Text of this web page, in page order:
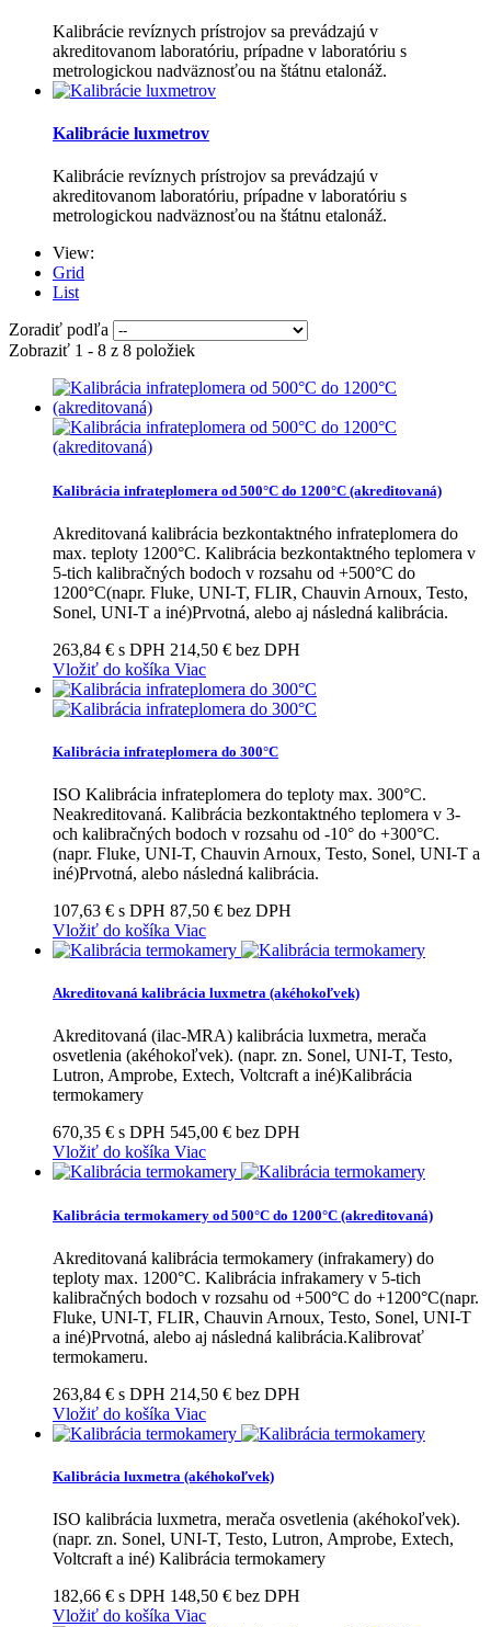
Kalibrácie revíznych prístrojov sa prevádzajú v
akreditovanom laboratóriu, prípadne v laboratóriu s
metrologickou nadväznosťou na štátnu etalonáž.
Kalibrácie luxmetrov
Kalibrácie revíznych prístrojov sa prevádzajú v
akreditovanom laboratóriu, prípadne v laboratóriu s
metrologickou nadväznosťou na štátnu etalonáž.
View:
Grid
List
Zoradiť podľa
Zobraziť 1 - 8 z 8 položiek
Kalibrácia infrateplomera od 500°C do 1200°C (akreditovaná)
Akreditovaná kalibrácia bezkontaktného infrateplomera do
max. teploty 1200°C. Kalibrácia bezkontaktného teplomera v
5-tich kalibračných bodoch v rozsahu od +500°C do
1200°C(napr. Fluke, UNI-T, FLIR, Chauvin Arnoux, Testo,
Sonel, UNI-T a iné)Prvotná, alebo aj následná kalibrácia.
263,84 € s DPH 214,50 € bez DPH
Vložiť do košíka Viac
Kalibrácia infrateplomera do 300°C
ISO Kalibrácia infrateplomera do teploty max. 300°C.
Neakreditovaná. Kalibrácia bezkontaktného teplomera v 3-
och kalibračných bodoch v rozsahu od -10° do +300°C.
(napr. Fluke, UNI-T, Chauvin Arnoux, Testo, Sonel, UNI-T a
iné)Prvotná, alebo následná kalibrácia.
107,63 € s DPH 87,50 € bez DPH
Vložiť do košíka Viac
Akreditovaná kalibrácia luxmetra (akéhokoľvek)
Akreditovaná (ilac-MRA) kalibrácia luxmetra, merača
osvetlenia (akéhokoľvek). (napr. zn. Sonel, UNI-T, Testo,
Lutron, Amprobe, Extech, Voltcraft a iné)Kalibrácia
termokamery
670,35 € s DPH 545,00 € bez DPH
Vložiť do košíka Viac
Kalibrácia termokamery od 500°C do 1200°C (akreditovaná)
Akreditovaná kalibrácia termokamery (infrakamery) do
teploty max. 1200°C. Kalibrácia infrakamery v 5-tich
kalibračných bodoch v rozsahu od +500°C do +1200°C(napr.
Fluke, UNI-T, FLIR, Chauvin Arnoux, Testo, Sonel, UNI-T
a iné)Prvotná, alebo aj následná kalibrácia.Kalibrovať
termokameru.
263,84 € s DPH 214,50 € bez DPH
Vložiť do košíka Viac
Kalibrácia luxmetra (akéhokoľvek)
ISO kalibrácia luxmetra, merača osvetlenia (akéhokoľvek).
(napr. zn. Sonel, UNI-T, Testo, Lutron, Amprobe, Extech,
Voltcraft a iné) Kalibrácia termokamery
182,66 € s DPH 148,50 € bez DPH
Vložiť do košíka Viac